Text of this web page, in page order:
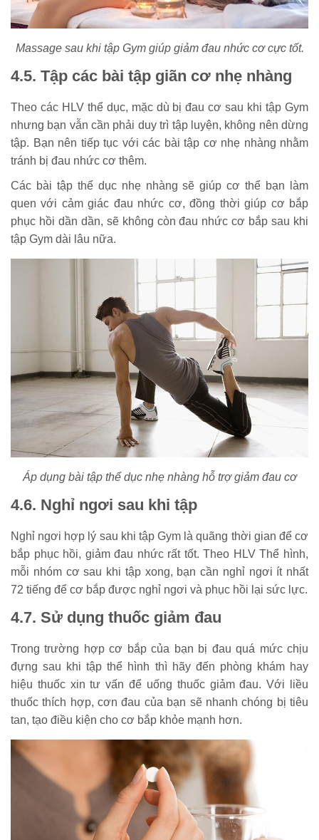
Massage sau khi tập Gym giúp giảm đau nhức cơ cực tốt.
4.5. Tập các bài tập giãn cơ nhẹ nhàng
Theo các HLV thể dục, mặc dù bị đau cơ sau khi tập Gym
nhưng bạn vẫn cần phải duy trì tập luyện, không nên dừng
tập. Bạn nên tiếp tục với các bài tập cơ nhẹ nhàng nhằm
tránh bị đau nhức cơ thêm.
Các bài tập thể dục nhẹ nhàng sẽ giúp cơ thể bạn làm
quen với cảm giác đau nhức cơ, đồng thời giúp cơ bắp
phục hồi dần dần, sẽ không còn đau nhức cơ bắp sau khi
tập Gym dài lâu nữa.
Áp dụng bài tập thể dục nhẹ nhàng hỗ trợ giảm đau cơ
4.6. Nghỉ ngơi sau khi tập
Nghỉ ngơi hợp lý sau khi tập Gym là quãng thời gian để cơ
bắp phục hồi, giảm đau nhức rất tốt. Theo HLV Thể hình,
mỗi nhóm cơ sau khi tập xong, bạn cần nghỉ ngơi ít nhất
72 tiếng để cơ bắp được nghỉ ngơi và phục hồi lại sức lực.
4.7. Sử dụng thuốc giảm đau
Trong trường hợp cơ bắp của bạn bị đau quá mức chịu
đựng sau khi tập thể hình thì hãy đến phòng khám hay
hiệu thuốc xin tư vấn để uống thuốc giảm đau. Với liều
thuốc thích hợp, cơn đau của bạn sẽ nhanh chóng bị tiêu
tan, tạo điều kiện cho cơ bắp khỏe mạnh hơn.